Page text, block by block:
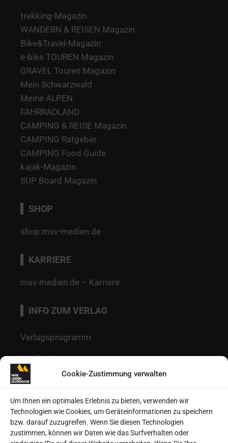
Cookie-Zustimmung verwalten
Um Ihnen ein optimales Erlebnis zu bieten, verwenden wir
Technologien wie Cookies, um Geräteinformationen zu speichern
bzw. darauf zuzugreifen. Wenn Sie diesen Technologien
zustimmen, können wir Daten wie das Surfverhalten oder
trekking-Magazin
WANDERN & REISEN Magazin
Bike&Travel-Magazin
e-bike TOUREN Magazin
GRAVEL Touren Magazin
Mein Schwarzwald
Meine ALPEN
FAHRRADLAND
CAMPING & REISE Magazin
CAMPING Ratgeber
CAMPING Food Guide
kajak-Magazin
SUP Board Magazin
SHOP
shop.msv-medien.de
KARRIERE
msv-medien.de – Karriere
INFO ZUM VERLAG
Verlagsprogramm
Mediadaten
Redaktion
Kontakt
Autoren